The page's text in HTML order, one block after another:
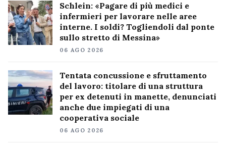
Schlein: «Pagare di più medici e
infermieri per lavorare nelle aree
interne. I soldi? Togliendoli dal ponte
sullo stretto di Messina»
06 AGO 2026
Tentata concussione e sfruttamento
del lavoro: titolare di una struttura
per ex detenuti in manette, denunciati
anche due impiegati di una
cooperativa sociale
06 AGO 2026